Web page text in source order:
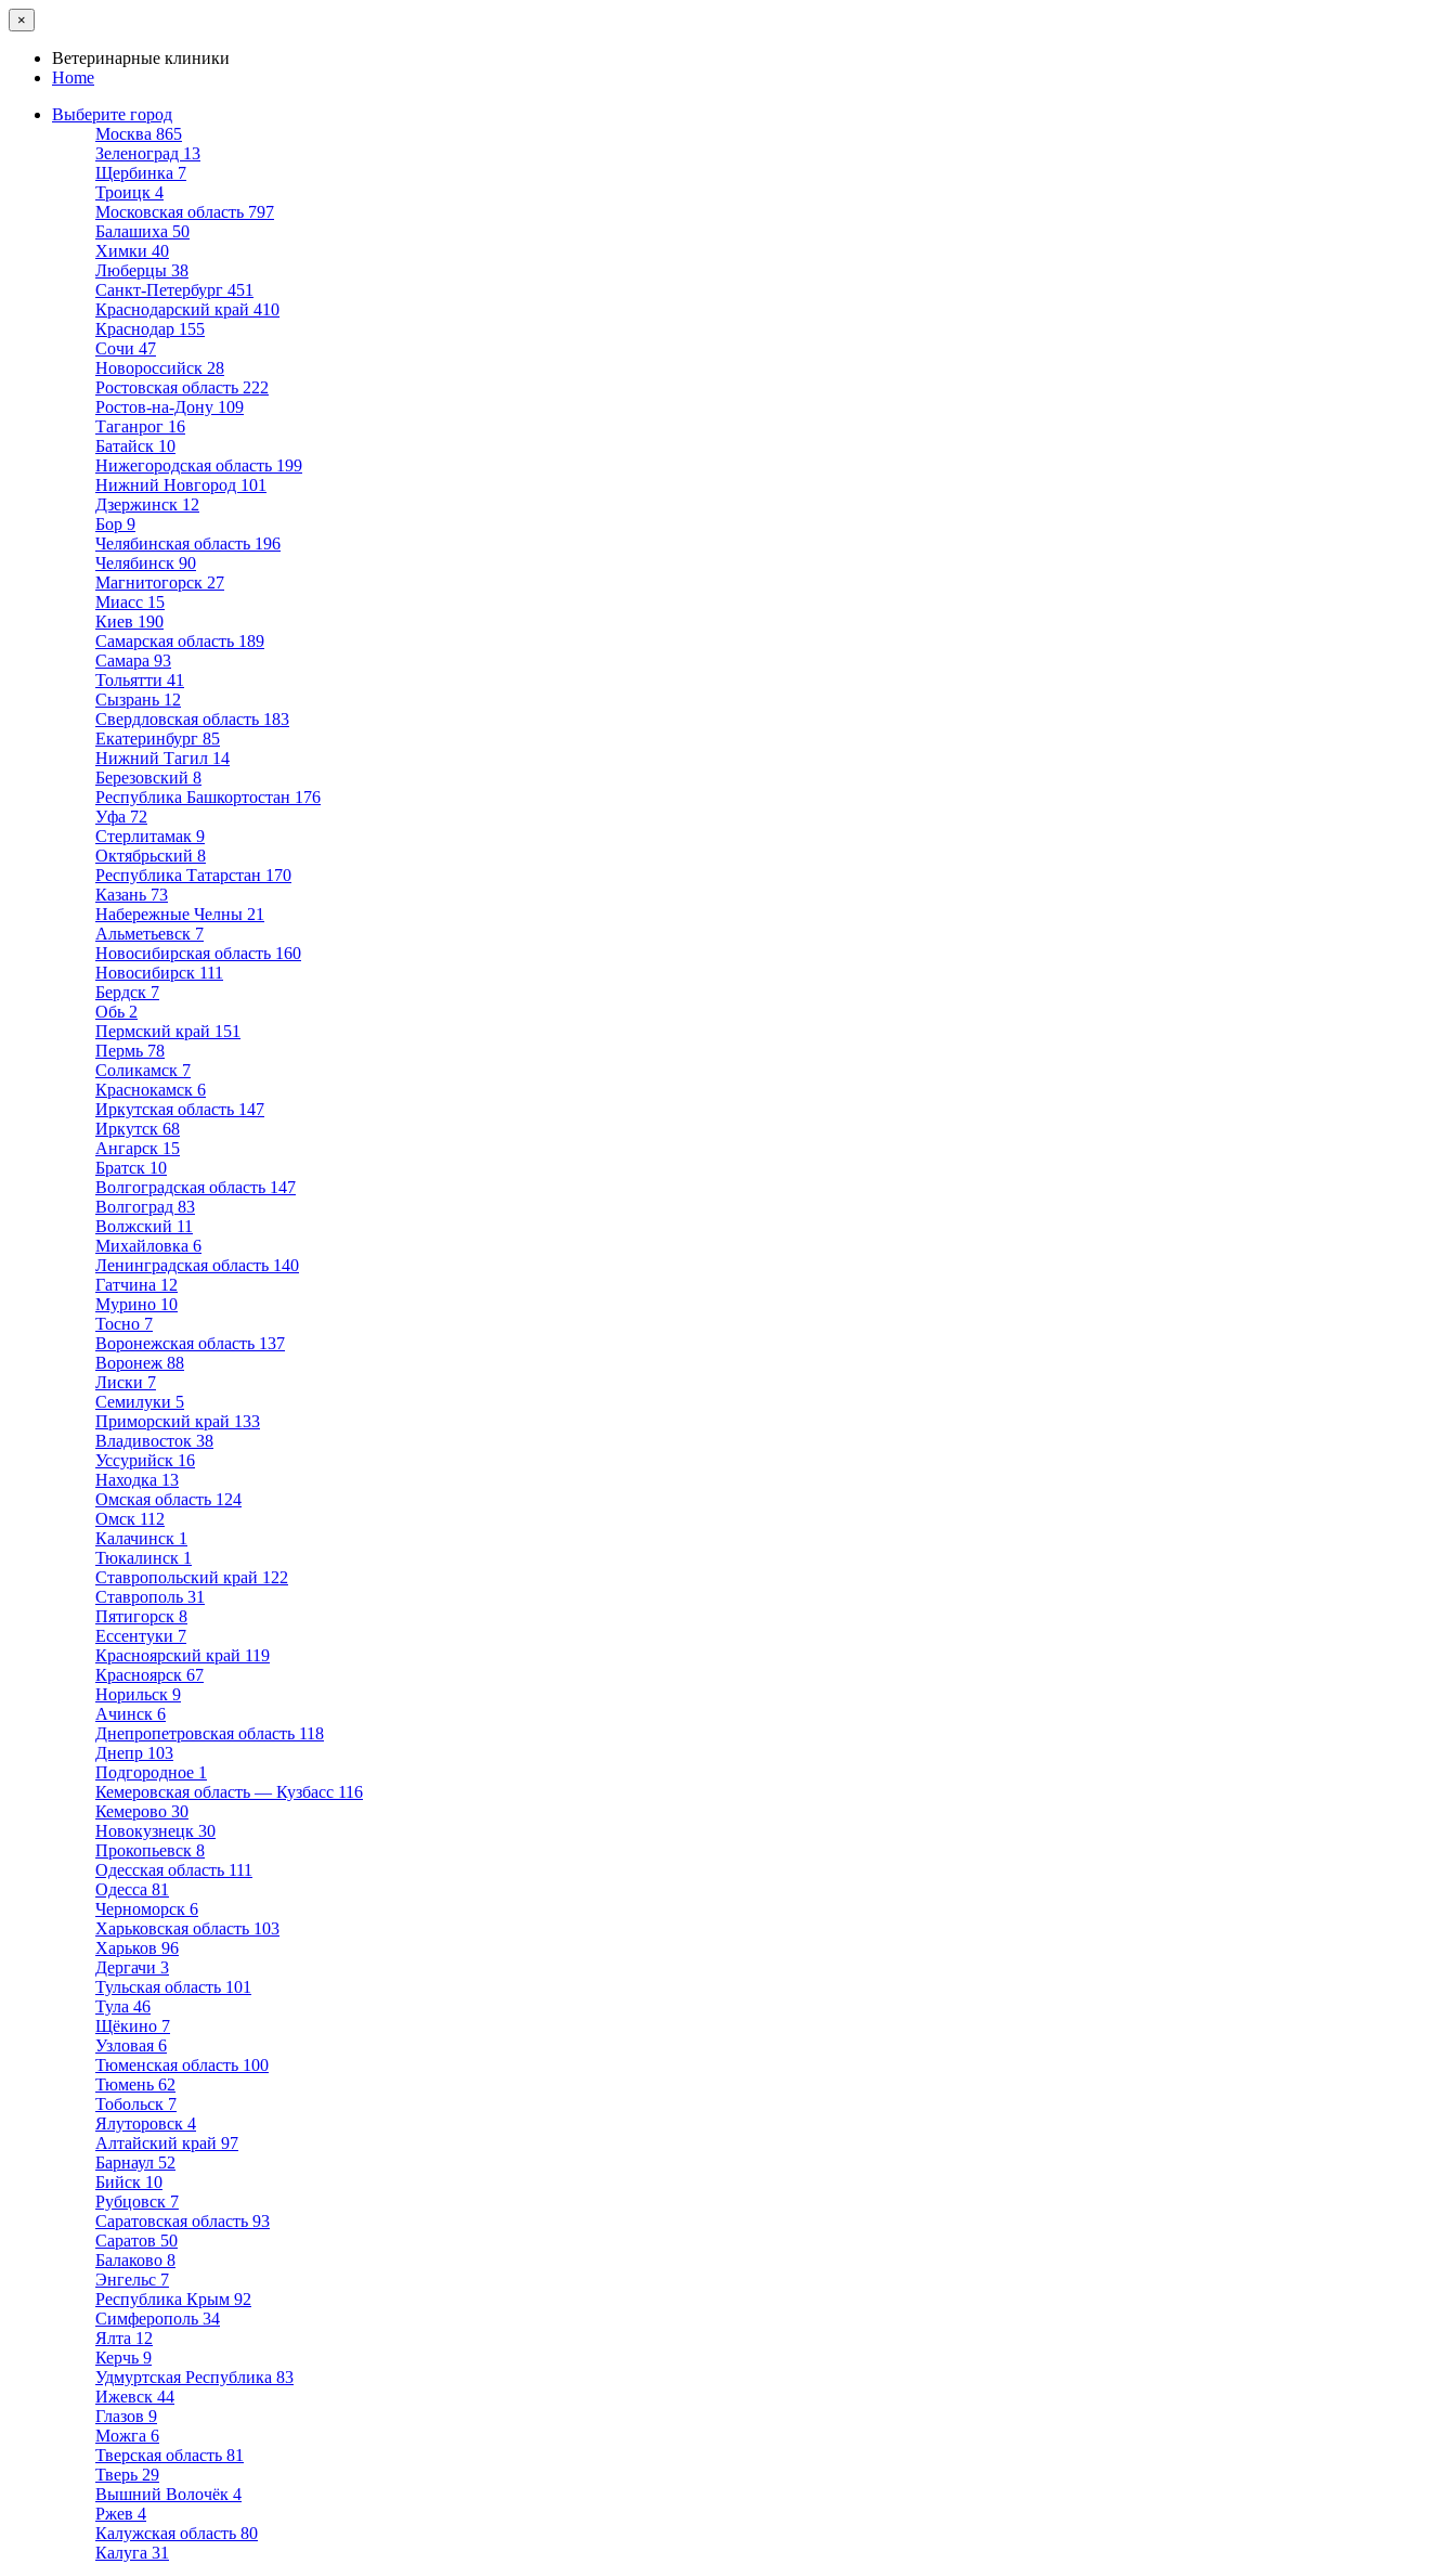
×
Ветеринарные клиники
Home
Выберите город
Москва 865
Зеленоград 13
Щербинка 7
Троицк 4
Московская область 797
Балашиха 50
Химки 40
Люберцы 38
Санкт-Петербург 451
Краснодарский край 410
Краснодар 155
Сочи 47
Новороссийск 28
Ростовская область 222
Ростов-на-Дону 109
Таганрог 16
Батайск 10
Нижегородская область 199
Нижний Новгород 101
Дзержинск 12
Бор 9
Челябинская область 196
Челябинск 90
Магнитогорск 27
Миасс 15
Киев 190
Самарская область 189
Самара 93
Тольятти 41
Сызрань 12
Свердловская область 183
Екатеринбург 85
Нижний Тагил 14
Березовский 8
Республика Башкортостан 176
Уфа 72
Стерлитамак 9
Октябрьский 8
Республика Татарстан 170
Казань 73
Набережные Челны 21
Альметьевск 7
Новосибирская область 160
Новосибирск 111
Бердск 7
Обь 2
Пермский край 151
Пермь 78
Соликамск 7
Краснокамск 6
Иркутская область 147
Иркутск 68
Ангарск 15
Братск 10
Волгоградская область 147
Волгоград 83
Волжский 11
Михайловка 6
Ленинградская область 140
Гатчина 12
Мурино 10
Тосно 7
Воронежская область 137
Воронеж 88
Лиски 7
Семилуки 5
Приморский край 133
Владивосток 38
Уссурийск 16
Находка 13
Омская область 124
Омск 112
Калачинск 1
Тюкалинск 1
Ставропольский край 122
Ставрополь 31
Пятигорск 8
Ессентуки 7
Красноярский край 119
Красноярск 67
Норильск 9
Ачинск 6
Днепропетровская область 118
Днепр 103
Подгородное 1
Кемеровская область — Кузбасс 116
Кемерово 30
Новокузнецк 30
Прокопьевск 8
Одесская область 111
Одесса 81
Черноморск 6
Харьковская область 103
Харьков 96
Дергачи 3
Тульская область 101
Тула 46
Щёкино 7
Узловая 6
Тюменская область 100
Тюмень 62
Тобольск 7
Ялуторовск 4
Алтайский край 97
Барнаул 52
Бийск 10
Рубцовск 7
Саратовская область 93
Саратов 50
Балаково 8
Энгельс 7
Республика Крым 92
Симферополь 34
Ялта 12
Керчь 9
Удмуртская Республика 83
Ижевск 44
Глазов 9
Можга 6
Тверская область 81
Тверь 29
Вышний Волочёк 4
Ржев 4
Калужская область 80
Калуга 31